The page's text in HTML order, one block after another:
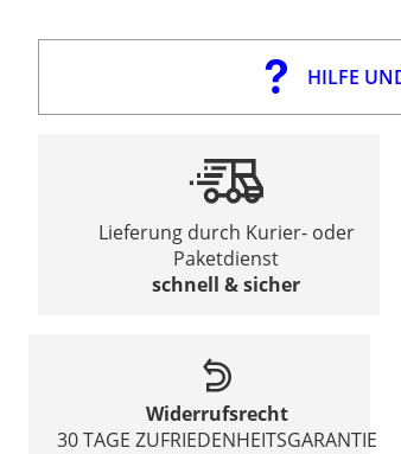
HILFE
Lieferung durch Kurier- oder
Paketdienst
schnell & sicher
Widerrufsrecht
30 TAGE ZUFRIEDENHEITSGARANTIE